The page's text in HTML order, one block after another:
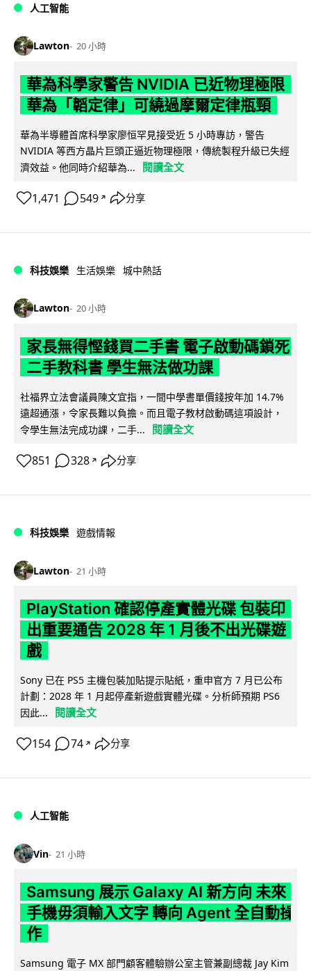
人工智能
Lawton 20 小時
華為科學家警告 NVIDIA 已近物理極限
華為「韜定律」可繞過摩爾定律瓶頸
華為半導體首席科學家廖恒罕見接受近 5 小時專訪，警告
NVIDIA 等西方晶片巨頭正逼近物理極限，傳統製程升級已失經
濟效益。他同時介紹華為...
閱讀全文
1,471 549 ↗ 分享
科技娛樂 生活娛樂 城中熱話
Lawton 20 小時
家長無得慳錢買二手書 電子啟動碼鎖死
二手教科書 學生無法做功課
社福界立法會議員陳文宜指，一間中學書單價錢按年加 14.7%
遠超通漲，令家長難以負擔。而且電子教材啟動碼這項設計，
令學生無法完成功課，二手...
閱讀全文
851 328 ↗ 分享
科技娛樂 遊戲情報
Lawton 21 小時
PlayStation 確認停產實體光碟 包裝印
出重要通告 2028 年 1 月後不出光碟遊
戲
Sony 已在 PS5 主機包裝加貼提示貼紙，重申官方 7 月已公布
計劃：2028 年 1 月起停產新遊戲實體光碟。分析師預期 PS6
因此...
閱讀全文
154 74 ↗ 分享
人工智能
Vin 21 小時
Samsung 展示 Galaxy AI 新方向 未來
手機毋須輸入文字 轉向 Agent 全自動操
作
Samsung 電子 MX 部門顧客體驗辦公室主管兼副總裁 Jay Kim